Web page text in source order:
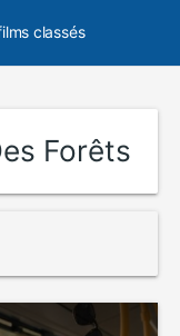
classés
Forêts